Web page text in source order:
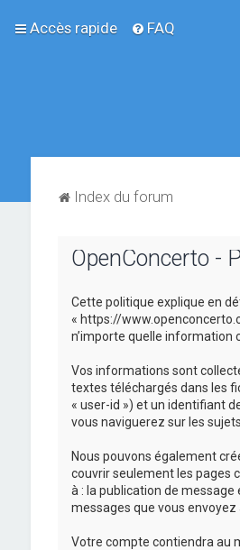
Accès rapide FAQ
Index du forum
OpenConcerto -
Cette politique explique en
« https://
n’importe quelle information
Vos informations sont
textes téléchargés dans les
« user-id ») et un identifiant
vous naviguerez sur les
Nous pouvons également
couvrir seulement les pages
à : la publication de message
messages que vous envoyez
Votre compte contiendra au